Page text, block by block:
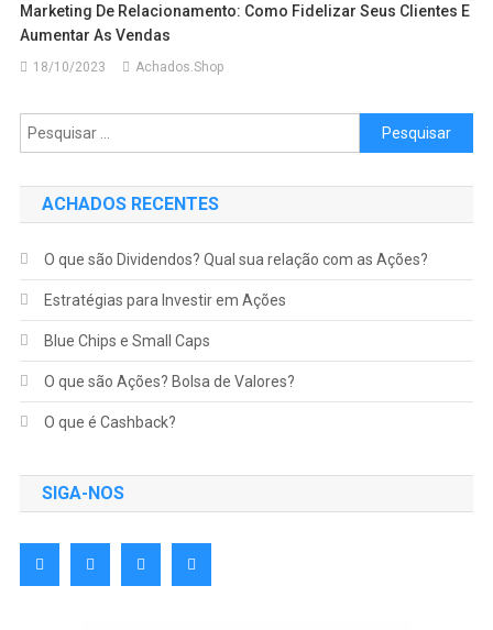
Marketing De Relacionamento: Como Fidelizar Seus Clientes E
Aumentar As Vendas
18/10/2023 Achados.Shop
ACHADOS RECENTES
O que são Dividendos? Qual sua relação com as Ações?
Estratégias para Investir em Ações
Blue Chips e Small Caps
O que são Ações? Bolsa de Valores?
O que é Cashback?
SIGA-NOS